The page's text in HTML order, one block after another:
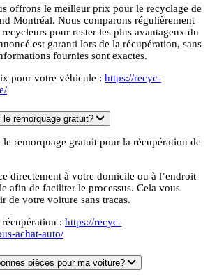
offrons le meilleur prix pour le recyclage de
Montréal. Nous comparons régulièrement
pour rester les plus avantageux du
est garanti lors de la récupération, sans
fournies sont exactes.
pour votre véhicule : https://recyc-
remorquage gratuit?
remorquage gratuit pour la récupération de
directement à votre domicile ou à l’endroit
afin de faciliter le processus. Cela vous
de votre voiture sans tracas.
: https://recyc-
achat-auto/
pièces pour ma voiture?